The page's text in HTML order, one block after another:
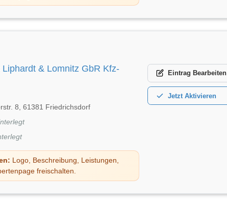
& Lomnitz GbR Kfz-
8, 61381 Friedrichsdorf
Logo, Beschreibung, Leistungen,
freischalten.
Eintrag Bearbeiten
Jetzt Aktivieren